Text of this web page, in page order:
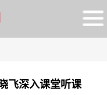
飞深入课堂听课